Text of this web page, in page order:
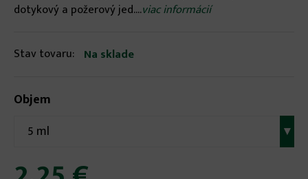
dotykový a požerový jed....viac informácií
Stav tovaru: Na sklade
Objem
5 ml
▾